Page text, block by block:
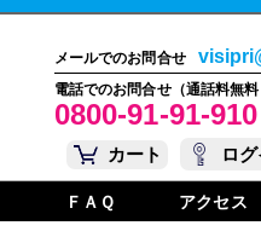
メールでのお問合せ
電話でのお問合せ（通話料無料
0800-91-91-910
カート
ロ
ＦＡＱ アクセス